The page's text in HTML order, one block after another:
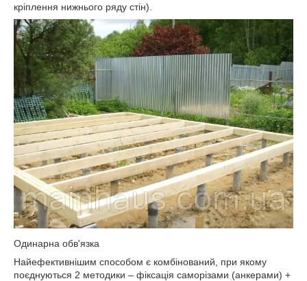
кріплення нижнього ряду стін).
Одинарна обв'язка
Найефективнішим способом є комбінований, при якому
поєднуються 2 методики – фіксація саморізами (анкерами) +